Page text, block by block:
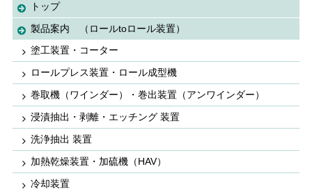
トップ
製品案内 （ロールtoロール装置）
塗工装置・コーター
ロールプレス装置・ロール成型機
巻取機（ワインダー）・巻出装置（アンワインダー）
浸漬抽出・剥離・エッチング 装置
洗浄抽出 装置
加熱乾燥装置・加硫機（HAV）
冷却装置